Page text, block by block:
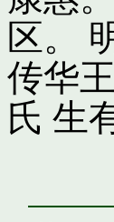
区。
传华
氏 生